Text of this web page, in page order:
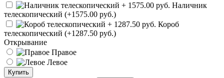
Наличник
телескопический (+1575.00 руб.)
Короб
телескопический (+1287.50 руб.)
Открывание
Правое
Левое
Купить